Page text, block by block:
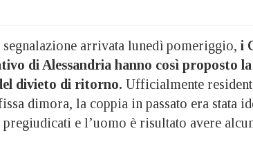
arrivata lunedì pomeriggio, i
di Alessandria hanno così proposto
divieto di ritorno. Ufficialmente
dimora, la coppia in passato era stata
e l’uomo è risultato avere